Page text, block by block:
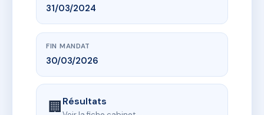
31/03/2024
FIN MANDAT
30/03/2026
🏢Résultats